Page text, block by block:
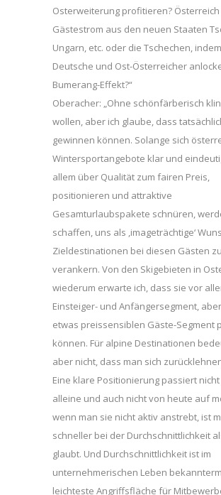
Osterweiterung profitieren? Österreich
Gästestrom aus den neuen Staaten
Ungarn, etc. oder die Tschechen,
Deutsche und Ost-Österreicher
Bumerang-Effekt?“
Oberacher: „Ohne schönfärberisch
wollen, aber ich glaube, dass
gewinnen können. Solange sich
Wintersportangebote klar und
allem über Qualität zum fairen Preis,
positionieren und attraktive
Gesamturlaubspakete schnüren,
schaffen, uns als ,imageträchtige‘
Zieldestinationen bei diesen Gästen zu
verankern. Von den Skigebieten in
wiederum erwarte ich, dass sie vor
Einsteiger- und Anfängersegment,
etwas preissensiblen Gäste-Segment
können. Für alpine Destinationen
aber nicht, dass man sich
Eine klare Positionierung passiert
alleine und auch nicht von heute auf
wenn man sie nicht aktiv anstrebt, ist
schneller bei der Durchschnittlichkeit
glaubt. Und Durchschnittlichkeit ist im
unternehmerischen Leben
leichteste Angriffsfläche für